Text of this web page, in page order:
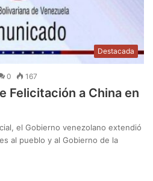
Destacada
0 167
Felicitación a China en
el Gobierno venezolano extendió
al pueblo y al Gobierno de la